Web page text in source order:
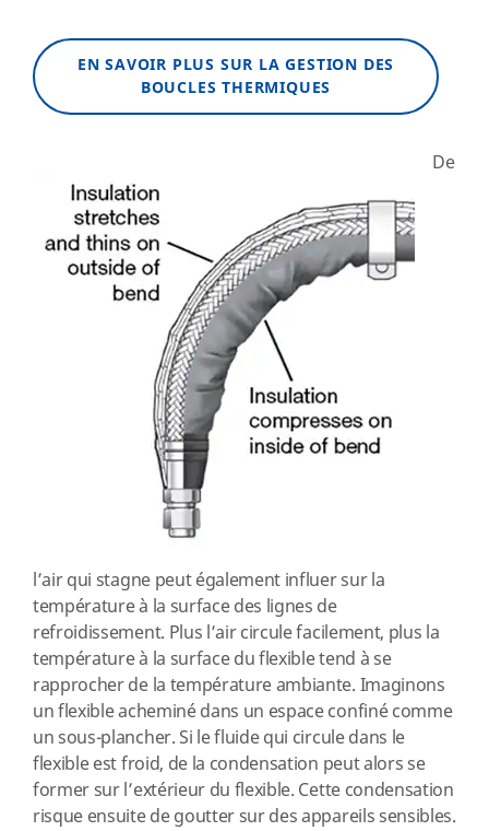
EN SAVOIR PLUS SUR LA GESTION DES
BOUCLES THERMIQUES
De
l’air qui stagne peut également influer sur la
température à la surface des lignes de
refroidissement. Plus l’air circule facilement, plus la
température à la surface du flexible tend à se
rapprocher de la température ambiante. Imaginons
un flexible acheminé dans un espace confiné comme
un sous-plancher. Si le fluide qui circule dans le
flexible est froid, de la condensation peut alors se
former sur l’extérieur du flexible. Cette condensation
risque ensuite de goutter sur des appareils sensibles.